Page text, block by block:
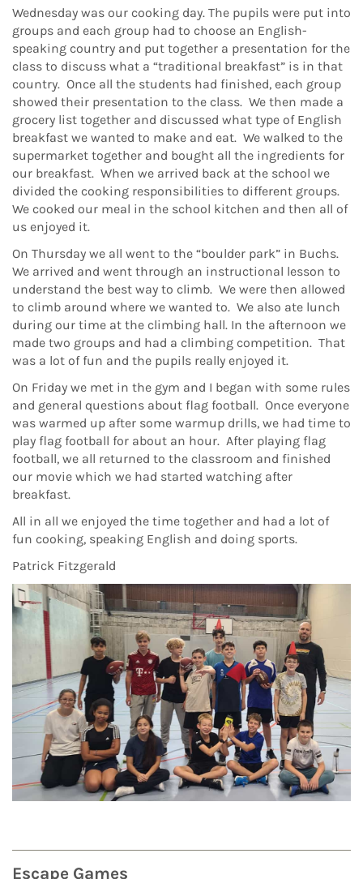
Wednesday was our cooking day. The pupils were put into
groups and each group had to choose an English-
speaking country and put together a presentation for the
class to discuss what a “traditional breakfast” is in that
country. Once all the students had finished, each group
showed their presentation to the class. We then made a
grocery list together and discussed what type of English
breakfast we wanted to make and eat. We walked to the
supermarket together and bought all the ingredients for
our breakfast. When we arrived back at the school we
divided the cooking responsibilities to different groups.
We cooked our meal in the school kitchen and then all of
us enjoyed it.
On Thursday we all went to the “boulder park” in Buchs.
We arrived and went through an instructional lesson to
understand the best way to climb. We were then allowed
to climb around where we wanted to. We also ate lunch
during our time at the climbing hall. In the afternoon we
made two groups and had a climbing competition. That
was a lot of fun and the pupils really enjoyed it.
On Friday we met in the gym and I began with some rules
and general questions about flag football. Once everyone
was warmed up after some warmup drills, we had time to
play flag football for about an hour. After playing flag
football, we all returned to the classroom and finished
our movie which we had started watching after
breakfast.
All in all we enjoyed the time together and had a lot of
fun cooking, speaking English and doing sports.
Patrick Fitzgerald
Escape Games